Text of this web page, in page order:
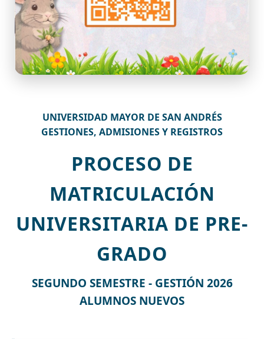
UNIVERSIDAD MAYOR DE SAN ANDRÉS
GESTIONES, ADMISIONES Y REGISTROS
PROCESO DE
MATRICULACIÓN
UNIVERSITARIA DE PRE-
GRADO
SEGUNDO SEMESTRE - GESTIÓN 2026
ALUMNOS NUEVOS